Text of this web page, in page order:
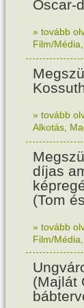
Oscar-
» tovább
Film/Média
» tovább
Alkotás
díjas
(Tom
» tovább
Film/Média
(Majlát